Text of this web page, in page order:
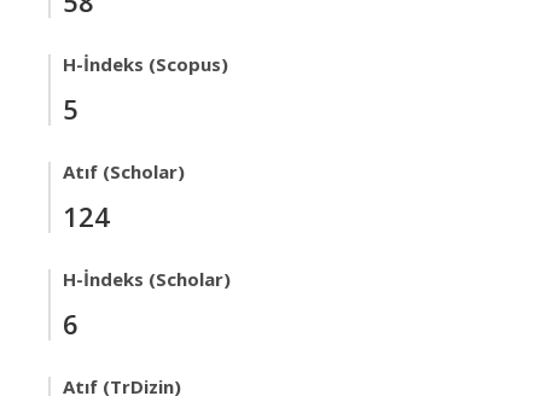
H-İndeks (Scopus)
5
Atıf (Scholar)
124
H-İndeks (Scholar)
6
Atıf (TrDizin)